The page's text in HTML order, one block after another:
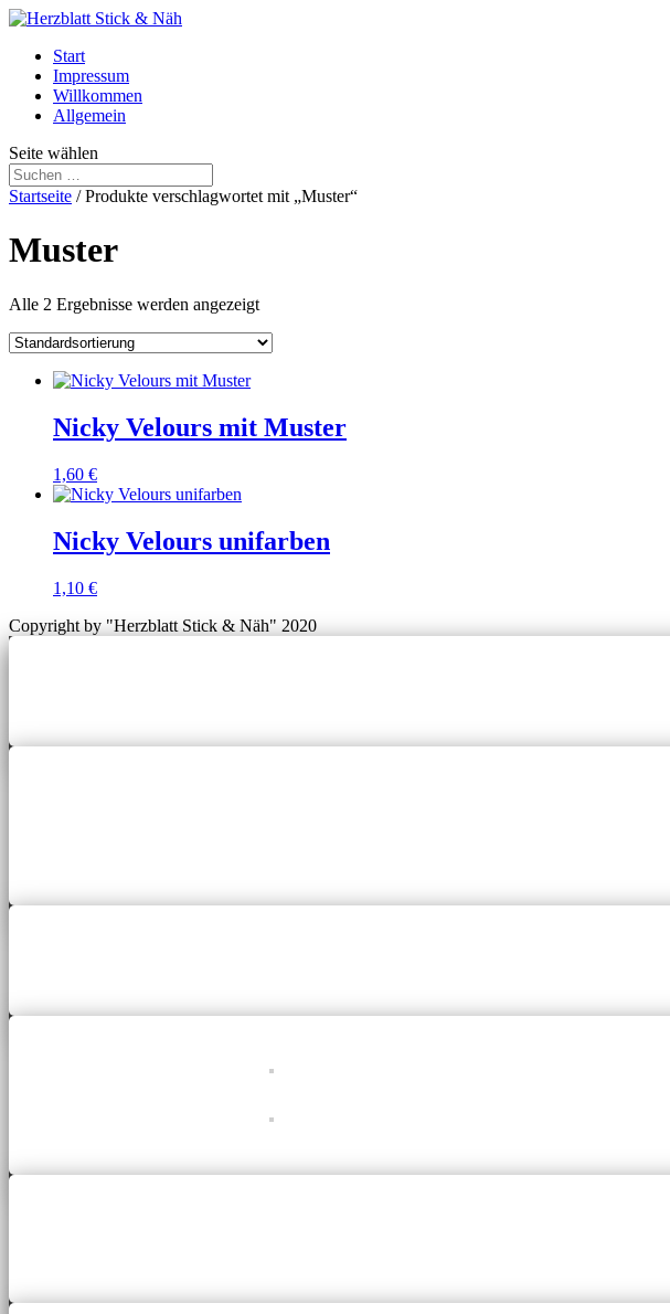
Start
Impressum
Willkommen
Allgemein
Seite wählen
Startseite / Produkte verschlagwortet mit „Muster“
Muster
Alle 2 Ergebnisse werden angezeigt
Nicky Velours mit Muster
1,60 €
Nicky Velours unifarben
1,10 €
Copyright by "Herzblatt Stick & Näh" 2020